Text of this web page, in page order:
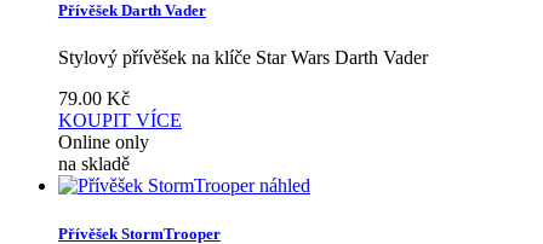
Přívěšek Darth Vader
Stylový přívěšek na klíče Star Wars Darth Vader
79.00 Kč
KOUPIT VÍCE
Online only
na skladě
náhled
Přívěšek StormTrooper